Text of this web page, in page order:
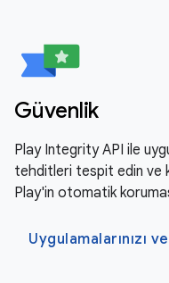
Güvenlik
Play Integrity API ile
tehditleri tespit edin ve
Play'in otomatik
Uygulamalarınızı